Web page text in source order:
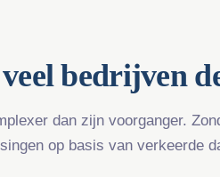
bedrijven
dan zijn voorganger.
op basis van verkeerde